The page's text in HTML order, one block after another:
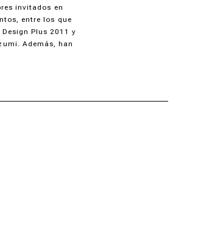
invitados en
entre los que
Plus 2011 y
Además, han